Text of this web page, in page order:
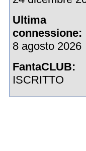
Ultima
connessione:
8 agosto 2026
FantaCLUB:
ISCRITTO